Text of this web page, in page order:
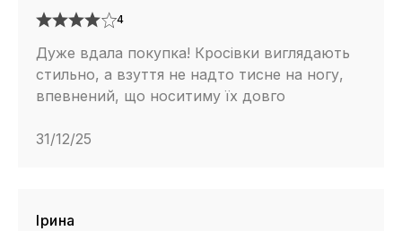
4
Дуже вдала покупка! Кросівки виглядають
стильно, а взуття не надто тисне на ногу,
впевнений, що носитиму їх довго
31/12/25
Ірина